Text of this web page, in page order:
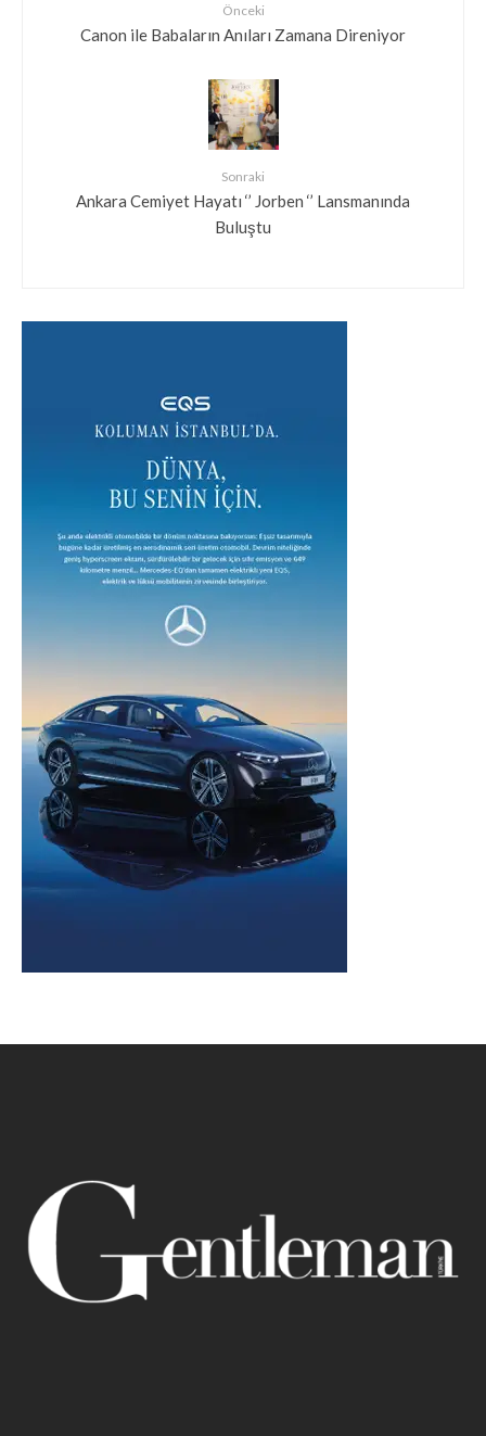
Önceki
Canon ile Babaların Anıları Zamana Direniyor
Sonraki
Ankara Cemiyet Hayatı ‘’ Jorben ‘’ Lansmanında
Buluştu